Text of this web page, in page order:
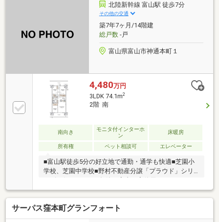
北陸新幹線 富山駅 徒歩7分
その他の交通
築7年7ヶ月/14階建
総戸数-戸
富山県富山市神通本町１
4,480万円
3LDK 74.1m2
2階 南
南向き
モニタ付インターホ
ン
床暖房
所有権 ペット相談可 エレベーター
■富山駅徒歩5分の好立地で通勤・通学も快適■芝園小
学校、芝園中学校■野村不動産分譲「プラウド」シリ
ョン良好■南向き住戸で陽当たり・通風良好■リビング
を見渡せる対面キッチン採用■LDK横の洋室引き戸を開
放すると約21.3帖の大空間■床暖房・食洗機・浴室乾燥
機など設備充実■スーパーや商業施設が徒歩圏内で生
サーパス窪本町グランフォート